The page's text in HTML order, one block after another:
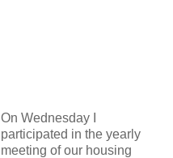
On Wednesday I
participated in the yearly
meeting of our housing